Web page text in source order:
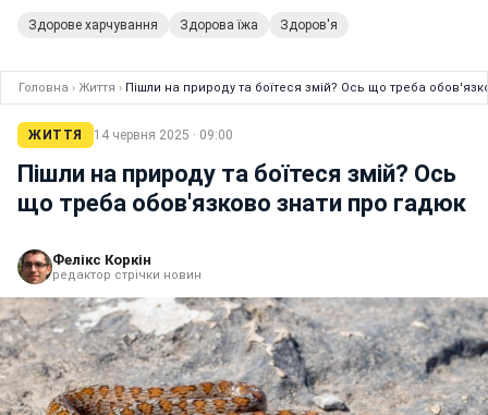
Здорове харчування Здорова їжа Здоров'я
Головна › Життя › Пішли на природу та боїтеся змій? Ось що треба
ЖИТТЯ 14 червня 2025 · 09:00
Пішли на природу та боїтеся змій? Ось
що треба обов'язково знати про гадюк
Фелікс Коркін
редактор стрічки новин